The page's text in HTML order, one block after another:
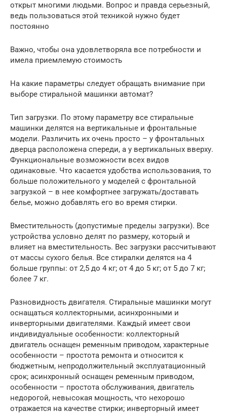
открыт многими людьми. Вопрос и правда серьезный,
ведь пользоваться этой техникой нужно будет
постоянно
Важно, чтобы она удовлетворяла все потребности и
имела приемлемую стоимость
На какие параметры следует обращать внимание при
выборе стиральной машинки автомат?
Тип загрузки. По этому параметру все стиральные
машинки делятся на вертикальные и фронтальные
модели. Различить их очень просто – у фронтальных
дверца расположена спереди, а у вертикальных вверху.
Функциональные возможности всех видов
одинаковые. Что касается удобства использования, то
больше положительного у моделей с фронтальной
загрузкой – в нее комфортнее загружать/доставать
белье, можно добавлять его во время стирки.
Вместительность (допустимые пределы загрузки). Все
устройства условно делят по размеру, который и
влияет на вместительность. Вес загрузки рассчитывают
от массы сухого белья. Все стиралки делятся на 4
больше группы: от 2,5 до 4 кг; от 4 до 5 кг; от 5 до 7 кг;
более 7 кг.
Разновидность двигателя. Стиральные машинки могут
оснащаться коллекторными, асинхронными и
инверторными двигателями. Каждый имеет свои
индивидуальные особенности: коллекторный
двигатель оснащен ременным приводом, характерные
особенности – простота ремонта и относится к
бюджетным, непродолжительный эксплуатационный
срок; асинхронный оснащен ременным приводом,
особенности – простота обслуживания, двигатель
недорогой, невысокая мощность, что нехорошо
отражается на качестве стирки; инверторный имеет